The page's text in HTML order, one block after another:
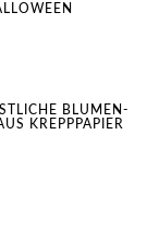
BLUMEN-
KREPPPAPIER